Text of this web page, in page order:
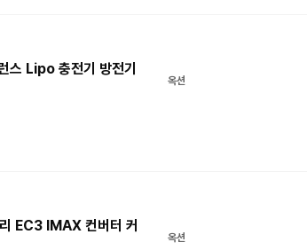
Lipo 충전기 방전기
옥션
EC3 IMAX 컨버터 커
옥션